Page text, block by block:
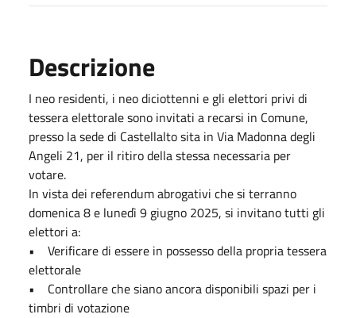
Descrizione
I neo residenti, i neo diciottenni e gli elettori privi di
tessera elettorale sono invitati a recarsi in Comune,
presso la sede di Castellalto sita in Via Madonna degli
Angeli 21, per il ritiro della stessa necessaria per
votare.
In vista dei referendum abrogativi che si terranno
domenica 8 e lunedì 9 giugno 2025, si invitano tutti gli
elettori a:
• Verificare di essere in possesso della propria tessera
elettorale
• Controllare che siano ancora disponibili spazi per i
timbri di votazione